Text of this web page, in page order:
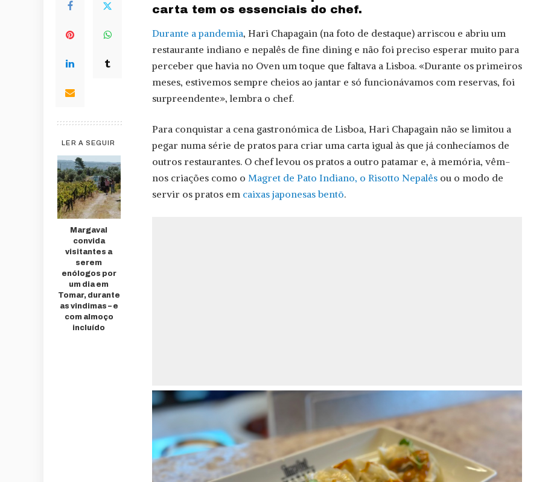
LER A SEGUIR
Margaval
convida
visitantes a
serem
enólogos por
um dia em
Tomar, durante
as vindimas – e
com almoço
incluído
carta tem os essenciais do chef.
Durante a pandemia, Hari Chapagain (na foto de destaque) arriscou e abriu um
restaurante indiano e nepalês de fine dining e não foi preciso esperar muito para
perceber que havia no Oven um toque que faltava a Lisboa. «Durante os primeiros
meses, estivemos sempre cheios ao jantar e só funcionávamos com reservas, foi
surpreendente», lembra o chef.
Para conquistar a cena gastronómica de Lisboa, Hari Chapagain não se limitou a
pegar numa série de pratos para criar uma carta igual às que já conhecíamos de
outros restaurantes. O chef levou os pratos a outro patamar e, à memória, vêm-
nos criações como o Magret de Pato Indiano, o Risotto Nepalês ou o modo de
servir os pratos em caixas japonesas bentō.